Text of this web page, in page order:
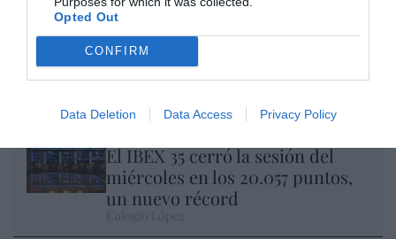
Opted Out
CONFIRM
Data Deletion Data Access Privacy Policy
Eulogio López
Isabel Pantoja pierde dos pleitos
con Hacienda por 700.000
Eulogio López
El IBEX 35 cerró la sesión del
miércoles en los 20.057 puntos,
un nuevo récord